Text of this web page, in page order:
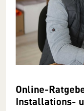
Online-
Installations-